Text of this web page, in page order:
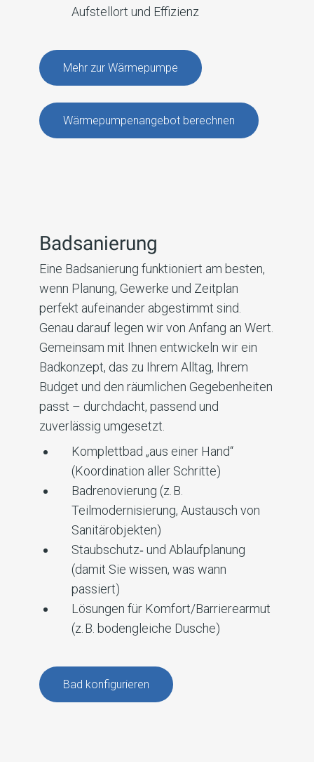
Aufstellort und Effizienz
Mehr zur Wärmepumpe
Wärmepumpenangebot berechnen
Badsanierung
Eine Badsanierung funktioniert am besten,
wenn Planung, Gewerke und Zeitplan
perfekt aufeinander abgestimmt sind.
Genau darauf legen wir von Anfang an Wert.
Gemeinsam mit Ihnen entwickeln wir ein
Badkonzept, das zu Ihrem Alltag, Ihrem
Budget und den räumlichen Gegebenheiten
passt – durchdacht, passend und
zuverlässig umgesetzt.
Komplettbad „aus einer Hand“
(Koordination aller Schritte)
Badrenovierung (z. B.
Teilmodernisierung, Austausch von
Sanitärobjekten)
Staubschutz‑ und Ablaufplanung
(damit Sie wissen, was wann
passiert)
Lösungen für Komfort/Barrierearmut
(z. B. bodengleiche Dusche)
Bad konfigurieren